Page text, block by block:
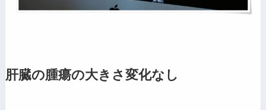
肝臓の腫瘍の大きさ変化なし